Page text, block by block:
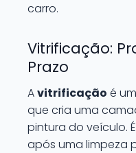
carro.
Vitrificação:
Prazo
Avitrificação é
que cria uma
pintura do veículo.
após uma limpeza